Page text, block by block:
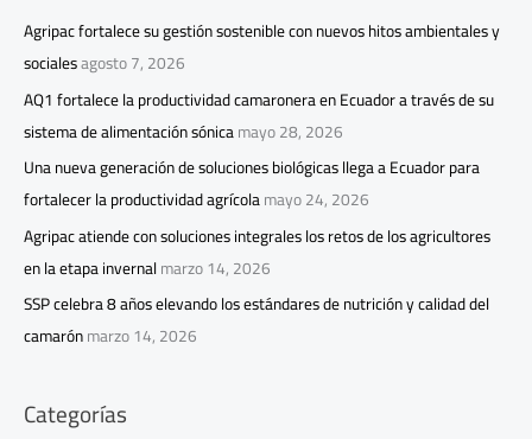
Agripac fortalece su gestión sostenible con nuevos hitos ambientales y
socialesagosto 7, 2026
AQ1 fortalece la productividad camaronera en Ecuador a través de su
sistema de alimentación sónicamayo 28, 2026
Una nueva generación de soluciones biológicas llega a Ecuador para
fortalecer la productividad agrícolamayo 24, 2026
Agripac atiende con soluciones integrales los retos de los agricultores
en la etapa invernalmarzo 14, 2026
SSP celebra 8 años elevando los estándares de nutrición y calidad del
camarónmarzo 14, 2026
Categorías